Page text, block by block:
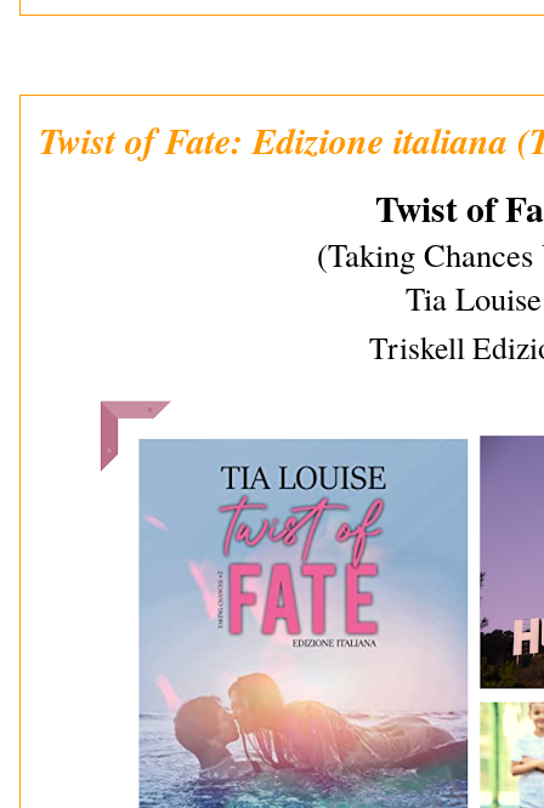
Twist of Fate: Edizione italiana
Twist of
(Taking
Tia Louise
Triskell